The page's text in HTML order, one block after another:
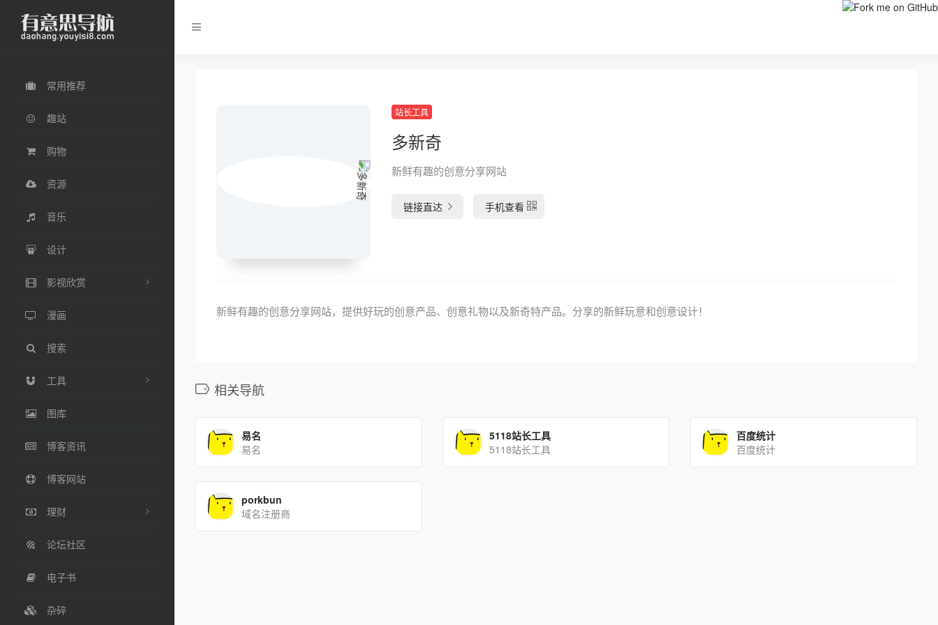
常用推荐
趣站
购物
资源
音乐
设计
影视欣赏
漫画
搜索
工具
图库
博客资讯
博客网站
理财
论坛社区
电子书
杂碎
站长工具
多新奇
新鲜有趣的创意分享网站
链接直达 手机查看
新鲜有趣的创意分享网站，提供好玩的创意产品、创意礼物以及新奇特产品。分享的新鲜玩意和创意设计！
相关导航
易名
易名
5118站长工具
5118站长工具
百度统计
百度统计
porkbun
域名注册商